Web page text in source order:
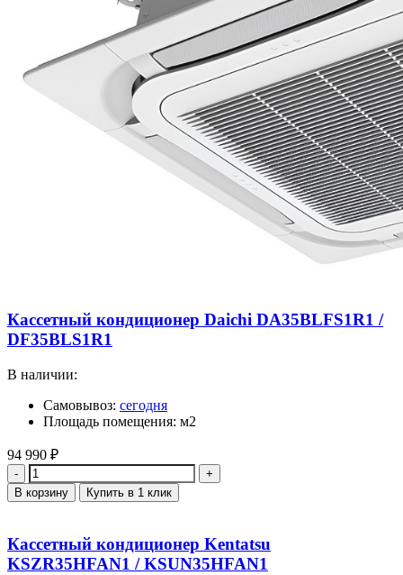
Кассетный кондиционер Daichi DA35BLFS1R1 /
DF35BLS1R1
В наличии:
Самовывоз: сегодня
Площадь помещения: м2
94 990 ₽
Количество
В корзину Купить в 1 клик
Кассетный кондиционер Kentatsu
KSZR35HFAN1 / KSUN35HFAN1